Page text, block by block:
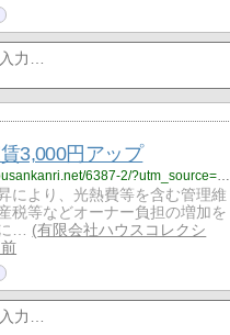
3,000円アップ
https://www.fudousankanri.net/6387-2/?utm_source=rss&utm_medium=rss&utm_campaign=6387-2
により、光熱費等を含む管理維
税等などオーナー負担の増加を
…
有限会社ハウスコレクシ